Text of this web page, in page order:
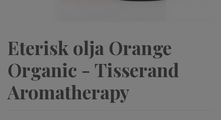
Eterisk olja Orange
Organic - Tisserand
Aromatherapy